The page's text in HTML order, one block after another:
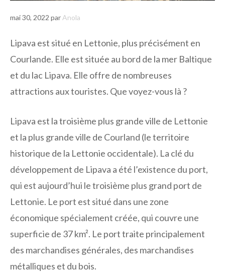
mai 30, 2022 par Anola
Lipava est situé en Lettonie, plus précisément en
Courlande. Elle est située au bord de la mer Baltique
et du lac Lipava. Elle offre de nombreuses
attractions aux touristes. Que voyez-vous là ?
Lipava est la troisième plus grande ville de Lettonie
et la plus grande ville de Courland (le territoire
historique de la Lettonie occidentale). La clé du
développement de Lipava a été l’existence du port,
qui est aujourd’hui le troisième plus grand port de
Lettonie. Le port est situé dans une zone
économique spécialement créée, qui couvre une
superficie de 37 km². Le port traite principalement
des marchandises générales, des marchandises
métalliques et du bois.